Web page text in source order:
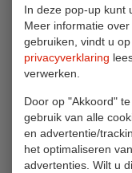
In deze pop-up kunt
Meer informatie
gebruiken, vindt u
privacyverklaring
verwerken.
Door op "Akkoord"
gebruik van alle
en advertentie/
het optimaliseren
advertenties. Wilt u
Gijs Rink,
Hoofdprijs gaat naar
motorbeunschip Con
Lees meer